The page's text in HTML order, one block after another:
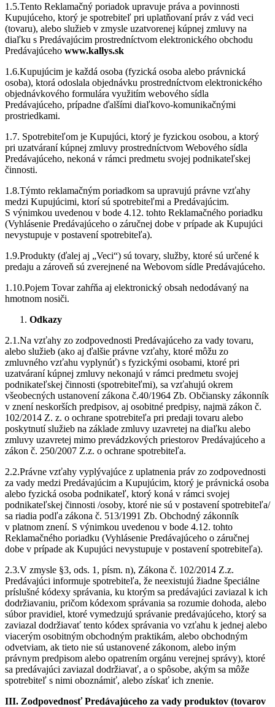
1.5.Tento Reklamačný poriadok upravuje práva a povinnosti
Kupujúceho, ktorý je spotrebiteľ pri uplatňovaní práv z vád veci
(tovaru), alebo služieb v zmysle uzatvorenej kúpnej zmluvy na
diaľku s Predávajúcim prostredníctvom elektronického obchodu
Predávajúceho www.kallys.sk
1.6.Kupujúcim je každá osoba (fyzická osoba alebo právnická
osoba), ktorá odoslala objednávku prostredníctvom elektronického
objednávkového formulára využitím webového sídla
Predávajúceho, prípadne ďalšími diaľkovo-komunikačnými
prostriedkami.
1.7. Spotrebiteľom je Kupujúci, ktorý je fyzickou osobou, a ktorý
pri uzatváraní kúpnej zmluvy prostredníctvom Webového sídla
Predávajúceho, nekoná v rámci predmetu svojej podnikateľskej
činnosti.
1.8.Týmto reklamačným poriadkom sa upravujú právne vzťahy
medzi Kupujúcimi, ktorí sú spotrebiteľmi a Predávajúcim.
S výnimkou uvedenou v bode 4.12. tohto Reklamačného poriadku
(Vyhlásenie Predávajúceho o záručnej dobe v prípade ak Kupujúci
nevystupuje v postavení spotrebiteľa).
1.9.Produkty (ďalej aj „Veci“) sú tovary, služby, ktoré sú určené k
predaju a zároveň sú zverejnené na Webovom sídle Predávajúceho.
1.10.Pojem Tovar zahŕňa aj elektronický obsah nedodávaný na
hmotnom nosiči.
Odkazy
2.1.Na vzťahy zo zodpovednosti Predávajúceho za vady tovaru,
alebo služieb (ako aj ďalšie právne vzťahy, ktoré môžu zo
zmluvného vzťahu vyplynúť) s fyzickými osobami, ktoré pri
uzatváraní kúpnej zmluvy nekonajú v rámci predmetu svojej
podnikateľskej činnosti (spotrebiteľmi), sa vzťahujú okrem
všeobecných ustanovení zákona č.40/1964 Zb. Občiansky zákonník
v znení neskorších predpisov, aj osobitné predpisy, najmä zákon č.
102/2014 Z. z. o ochrane spotrebiteľa pri predaji tovaru alebo
poskytnutí služieb na základe zmluvy uzavretej na diaľku alebo
zmluvy uzavretej mimo prevádzkových priestorov Predávajúceho a
zákon č. 250/2007 Z.z. o ochrane spotrebiteľa.
2.2.Právne vzťahy vyplývajúce z uplatnenia práv zo zodpovednosti
za vady medzi Predávajúcim a Kupujúcim, ktorý je právnická osoba
alebo fyzická osoba podnikateľ, ktorý koná v rámci svojej
podnikateľskej činnosti /osoby, ktoré nie sú v postavení spotrebiteľa/
sa riadia podľa zákona č. 513/1991 Zb. Obchodný zákonník
v platnom znení. S výnimkou uvedenou v bode 4.12. tohto
Reklamačného poriadku (Vyhlásenie Predávajúceho o záručnej
dobe v prípade ak Kupujúci nevystupuje v postavení spotrebiteľa).
2.3.V zmysle §3, ods. 1, písm. n), Zákona č. 102/2014 Z.z.
Predávajúci informuje spotrebiteľa, že neexistujú žiadne špeciálne
príslušné kódexy správania, ku ktorým sa predávajúci zaviazal k ich
dodržiavaniu, pričom kódexom správania sa rozumie dohoda, alebo
súbor pravidiel, ktoré vymedzujú správanie predávajúceho, ktorý sa
zaviazal dodržiavať tento kódex správania vo vzťahu k jednej alebo
viacerým osobitným obchodným praktikám, alebo obchodným
odvetviam, ak tieto nie sú ustanovené zákonom, alebo iným
právnym predpisom alebo opatrením orgánu verejnej správy), ktoré
sa predávajúci zaviazal dodržiavať, a o spôsobe, akým sa môže
spotrebiteľ s nimi oboznámiť, alebo získať ich znenie.
III. Zodpovednosť Predávajúceho za vady produktov (tovarov